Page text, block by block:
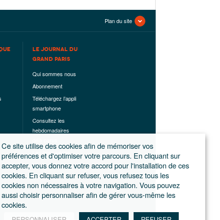
Plan du site
LE JOURNAL DU
GRAND PARIS
Qui sommes nous
Abonnement
Téléchargez l’appli
smartphone
Consultez les
hebdomadaires
Les hors-séries
Mentions légales
Conditions
générales de
ventes
Ce site utilise des cookies afin de mémoriser vos
préférences et d'optimiser votre parcours. En cliquant sur
accepter, vous donnez votre accord pour l'installation de ces
cookies. En cliquant sur refuser, vous refusez tous les
cookies non nécessaires à votre navigation. Vous pouvez
aussi choisir personnaliser afin de gérer vous-même les
cookies.